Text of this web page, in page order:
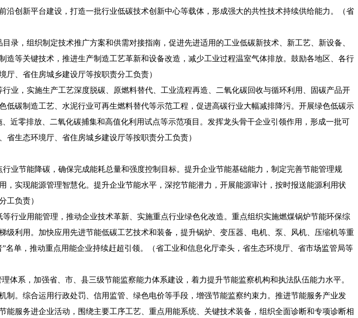
创新平台建设，打造一批行业低碳技术创新中心等载体，形成强大的共性技术持续供给能力。（省
录，组织制定技术推广方案和供需对接指南，促进先进适用的工业低碳新技术、新工艺、新设备、
等关键技术，推进生产制造工艺革新和设备改造，减少工业过程温室气体排放。鼓励各地区、各行
、省住房城乡建设厅等按职责分工负责）
业，实施生产工艺深度脱碳、原燃料替代、工业流程再造、二氧化碳回收与循环利用、固碳产品开
碳制造工艺、水泥行业可再生燃料替代等示范工程，促进高碳行业大幅减排降污。开展绿色低碳示
近零排放、二氧化碳捕集和高值化利用试点等示范项目。发挥龙头骨干企业引领作用，形成一批可
生态环境厅、省住房城乡建设厅等按职责分工负责）
业节能降碳，确保完成能耗总量和强度控制目标。提升企业节能基础能力，制定完善节能管理规
实现能源管理智慧化。提升企业节能水平，深挖节能潜力，开展能源审计，按时报送能源利用状
工负责）
行业用能管理，推动企业技术革新、实施重点行业绿色化改造。重点组织实施燃煤锅炉节能环保综
利用。加快应用先进节能低碳工艺技术和装备，提升锅炉、变压器、电机、泵、风机、压缩机等重
单，推动重点用能企业持续赶超引领。（省工业和信息化厅牵头，省生态环境厅、省市场监管局等
体系，加强省、市、县三级节能监察能力体系建设，着力提升节能监察机构和执法队伍能力水平。
。综合运用行政处罚、信用监管、绿色电价等手段，增强节能监察约束力。推进节能服务产业发
服务进企业活动，围绕主要工序工艺、重点用能系统、关键技术装备，组织全面诊断和专项诊断相